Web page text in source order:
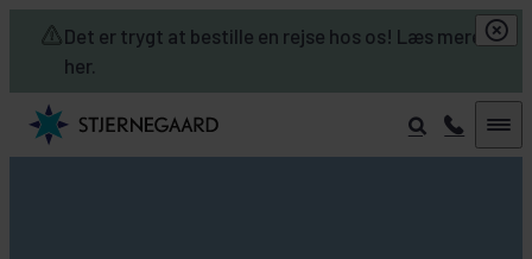
Det er trygt at bestille en rejse hos os! Læs mere
her.
Skip to main content